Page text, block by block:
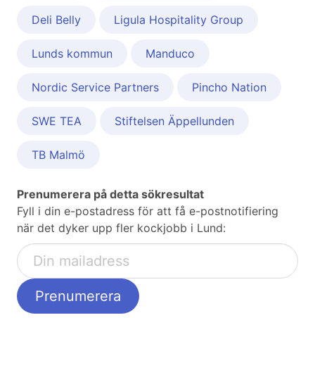
Deli Belly Ligula Hospitality Group
Lunds kommun Manduco
Nordic Service Partners Pincho Nation
SWE TEA Stiftelsen Äppellunden
TB Malmö
Prenumerera på detta sökresultat
Fyll i din e-postadress för att få e-postnotifiering
när det dyker upp fler kockjobb i Lund: